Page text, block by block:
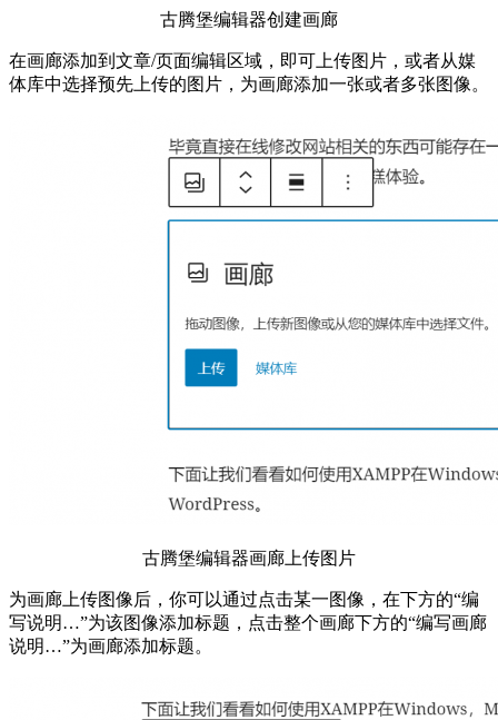
古腾堡编辑器创建画廊
在画廊添加到文章/页面编辑区域，即可上传图片，或者从媒
体库中选择预先上传的图片，为画廊添加一张或者多张图像。
古腾堡编辑器画廊上传图片
为画廊上传图像后，你可以通过点击某一图像，在下方的“编
写说明…”为该图像添加标题，点击整个画廊下方的“编写画廊
说明…”为画廊添加标题。